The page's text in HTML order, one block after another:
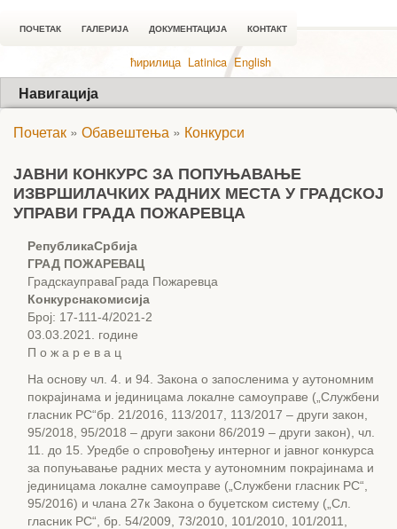
ПОЧЕТАК ГАЛЕРИЈА ДОКУМЕНТАЦИЈА КОНТАКТ
ћирилица Latinica English
Навигација
Почетак » Обавештења » Конкурси
ЈАВНИ КОНКУРС ЗА ПОПУЊАВАЊЕ
ИЗВРШИЛАЧКИХ РАДНИХ МЕСТА У ГРАДСКОЈ
УПРАВИ ГРАДА ПОЖАРЕВЦА
РепубликаСрбија
ГРАД ПОЖАРЕВАЦ
ГрадскауправаГрада Пожаревца
Конкурснакомисија
Број: 17-111-4/2021-2
03.03.2021. године
П о ж а р е в а ц
На основу чл. 4. и 94. Закона о запосленима у аутономним
покрајинама и јединицама локалне самоуправе („Службени
гласник РС“бр. 21/2016, 113/2017, 113/2017 – други закон,
95/2018, 95/2018 – други закони 86/2019 – други закон), чл.
11. до 15. Уредбе о спровођењу интерног и јавног конкурса
за попуњавање радних места у аутономним покрајинама и
јединицама локалне самоуправе („Службени гласник РС“,
95/2016) и члана 27к Закона о буџетском систему („Сл.
гласник РС“, бр. 54/2009, 73/2010, 101/2010, 101/2011,